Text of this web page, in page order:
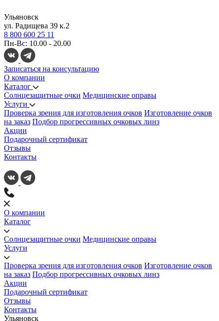
Ульяновск
ул. Радищева 39 к.2
8 800 600 25 11
Пн-Вс: 10.00 - 20.00
Записаться на консультацию
О компании
Каталог
Солнцезащитные очки Медицинские оправы
Услуги
Проверка зрения для изготовления очков Изготовление очков
на заказ Подбор прогрессивных очковых линз
Акции
Подарочный сертификат
Отзывы
Контакты
О компании
Каталог
Солнцезащитные очки Медицинские оправы
Услуги
Проверка зрения для изготовления очков Изготовление очков
на заказ Подбор прогрессивных очковых линз
Акции
Подарочный сертификат
Отзывы
Контакты
Ульяновск